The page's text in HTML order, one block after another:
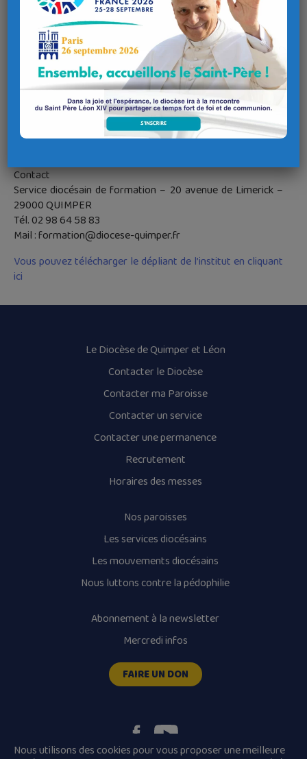
Horaires et lieu : 9 h à 17 h au Juvénat Notre-Dame
Contact
Service diocésain de formation – 20 avenue de Limerick –
29000 QUIMPER
Tél. 02 98 64 58 83
Mail : formation@diocese-quimper.fr
Vous pouvez télécharger le dépliant de l’institut en cliquant
ici
Le Diocèse de Quimper et Léon
Contacter le Diocèse
Contacter ma Paroisse
Contacter un service
Contacter une permanence
Recrutement
Horaires des messes
Nos paroisses
Les services diocésains
Les mouvements diocésains
Nous luttons contre la pédophilie
Abonnement à la newsletter
Mercredi infos
FAIRE UN DON
Nous utilisons des cookies pour vous proposer une meilleure